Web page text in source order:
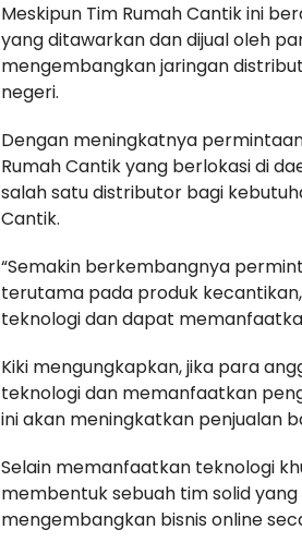
Meskipun Tim Rumah Cantik ini
yang ditawarkan dan dijual oleh
mengembangkan jaringan
negeri.
Dengan meningkatnya
Rumah Cantik yang berlokasi di
salah satu distributor bagi
Cantik.
“Semakin berkembangnya
terutama pada produk
teknologi dan dapat
Kiki mengungkapkan, jika para
teknologi dan memanfaatkan
ini akan meningkatkan penjualan
Selain memanfaatkan teknologi
membentuk sebuah tim solid
mengembangkan bisnis online